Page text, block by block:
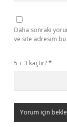
Daha sonraki
ve site adresim bu
5 + 3 kaçtır?*